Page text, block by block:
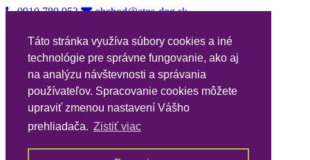
Táto stránka využíva súbory cookies a iné
technológie pre správne fungovanie, ako aj
na analýzu návštevnosti a správania
používateľov. Spracovanie cookies môžete
upraviť zmenou nastavení Vášho
prehliadača. Zistiť viac
0910 780 953
obchod@atos-dog.sk
Vernostný katalóg
Nákupné podmienky
Všeobecné podmienky VPA
Poštovné
Kontakty
Registrácia